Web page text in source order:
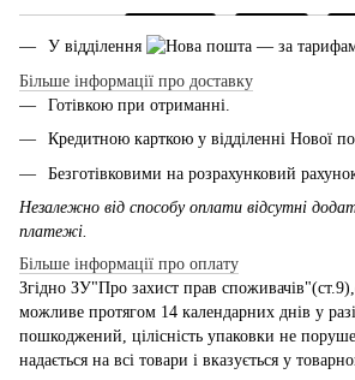
У відділення
— за
Більше інформації про доставку
Готівкою при отриманні.
Кредитною карткою у відділенні Нової
Безготівковими на розрахунковий
Незалежно від способу оплати відсутні
платежі.
Більше інформації про оплату
Згідно ЗУ"Про захист прав
можливе протягом 14 календарних днів у
пошкоджений, цілісність упаковки не
надається на всі товари і вказується у